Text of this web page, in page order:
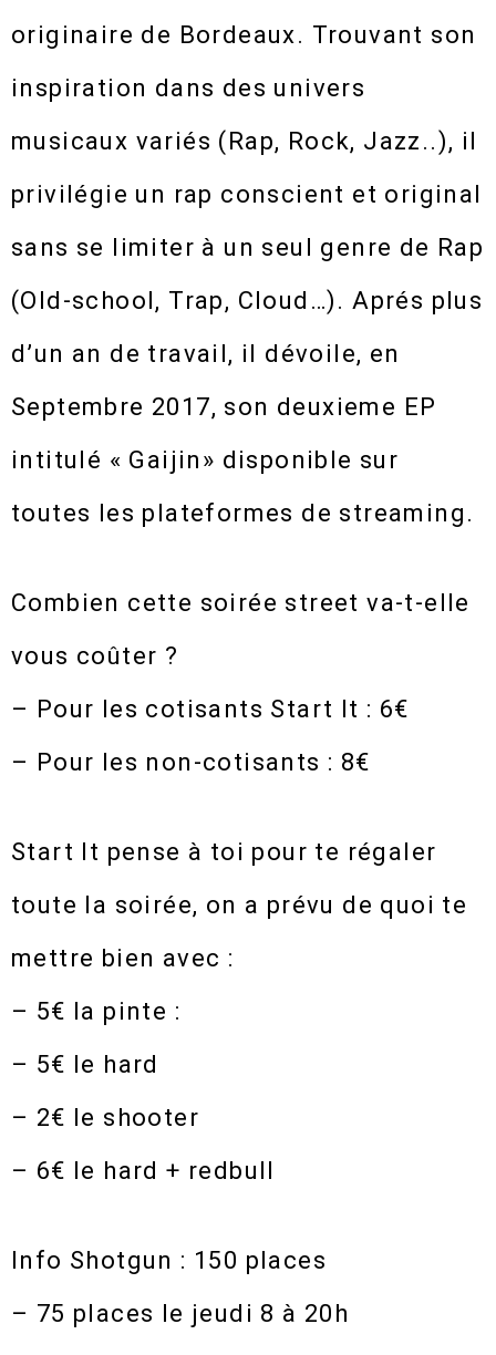
originaire de Bordeaux. Trouvant son
inspiration dans des univers
musicaux variés (Rap, Rock, Jazz..), il
privilégie un rap conscient et original
sans se limiter à un seul genre de Rap
(Old-school, Trap, Cloud…). Aprés plus
d’un an de travail, il dévoile, en
Septembre 2017, son deuxieme EP
intitulé « Gaijin» disponible sur
toutes les plateformes de streaming.
Combien cette soirée street va-t-elle
vous coûter ?
– Pour les cotisants Start It : 6€
– Pour les non-cotisants : 8€
Start It pense à toi pour te régaler
toute la soirée, on a prévu de quoi te
mettre bien avec :
– 5€ la pinte :
– 5€ le hard
– 2€ le shooter
– 6€ le hard + redbull
Info Shotgun : 150 places
– 75 places le jeudi 8 à 20h